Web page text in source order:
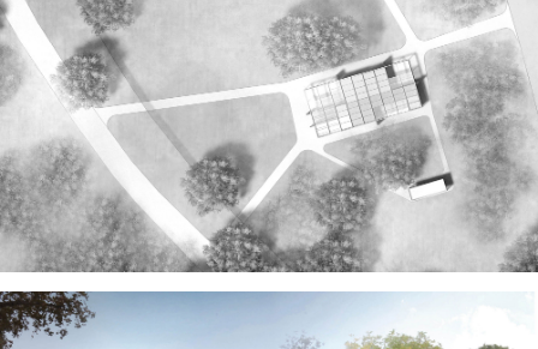
Zvolená architekonická koncepce s
vymezením volného protoru pro vložení
různých funkcí provozovatele poskytuje
velkou míru svobody pro uspořádání
vnitřních dispozic. Hlavní provozy výčepu,
grilu a půjčovny co nejvíce oddělujeme
orientací k různým stranám po obvodu
objektu.
Konstrukční a materiálové řešení